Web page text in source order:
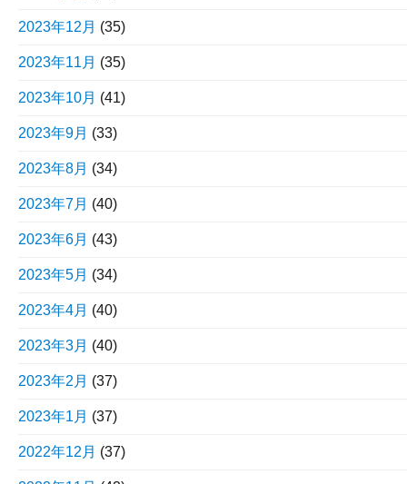
2023年12月 (35)
2023年11月 (35)
2023年10月 (41)
2023年9月 (33)
2023年8月 (34)
2023年7月 (40)
2023年6月 (43)
2023年5月 (34)
2023年4月 (40)
2023年3月 (40)
2023年2月 (37)
2023年1月 (37)
2022年12月 (37)